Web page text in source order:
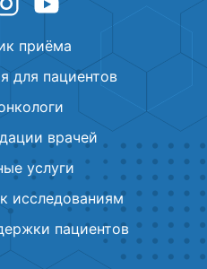
приёма
для пациентов
врачей
услуги
исследованиям
пациентов